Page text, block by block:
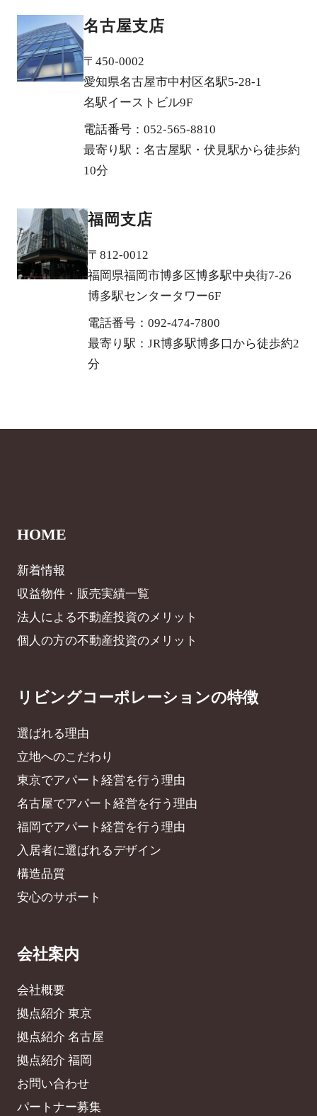
名古屋支店
〒450-0002
愛知県名古屋市中村区名駅5-28-1
名駅イーストビル9F
電話番号：052-565-8810
最寄り駅：名古屋駅・伏見駅から徒歩約
10分
福岡支店
〒812-0012
福岡県福岡市博多区博多駅中央街7-26
博多駅センタータワー6F
電話番号：092-474-7800
最寄り駅：JR博多駅博多口から徒歩約2
分
HOME
新着情報
収益物件・販売実績一覧
法人による不動産投資のメリット
個人の方の不動産投資のメリット
リビングコーポレーションの特徴
選ばれる理由
立地へのこだわり
東京でアパート経営を行う理由
名古屋でアパート経営を行う理由
福岡でアパート経営を行う理由
入居者に選ばれるデザイン
構造品質
安心のサポート
会社案内
会社概要
拠点紹介 東京
拠点紹介 名古屋
拠点紹介 福岡
お問い合わせ
パートナー募集